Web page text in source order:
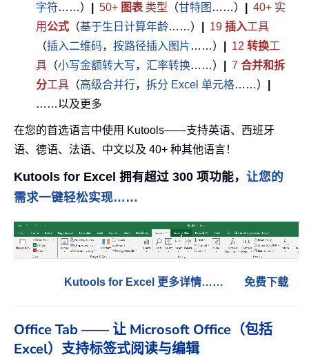
字符……） 50+ 图表 类型 （甘特图 ……）
40+ 实
用公式 （基于生日计算年龄……） 19 插入工具
（插入二维码， 按路径插入图片……） 12 转换工
具 （小写金额转大写， 汇率转换……） 7 合并和拆
分工具 （高级合并行， 拆分 Excel 单元格……）
……以及更多
在您的首选语言中使用 Kutools——支持英语、西班牙
语、德语、法语、中文以及 40+ 种其他语言！
Kutools for Excel 拥有超过 300 项功能， 让您的
需求一键轻松实现……
Kutools for Excel 更多详情…… 免费下载
Office Tab —— 让 Microsoft Office（包括
Excel）支持标签式阅读与编辑